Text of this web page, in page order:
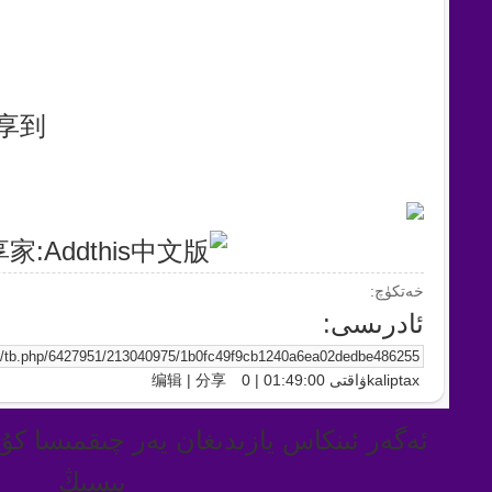
：
خەتكۈچ:
ئادرىسى:
kaliptaxۋاقتى 01:49:00
|
编辑 | 分享 0
بېسىڭ